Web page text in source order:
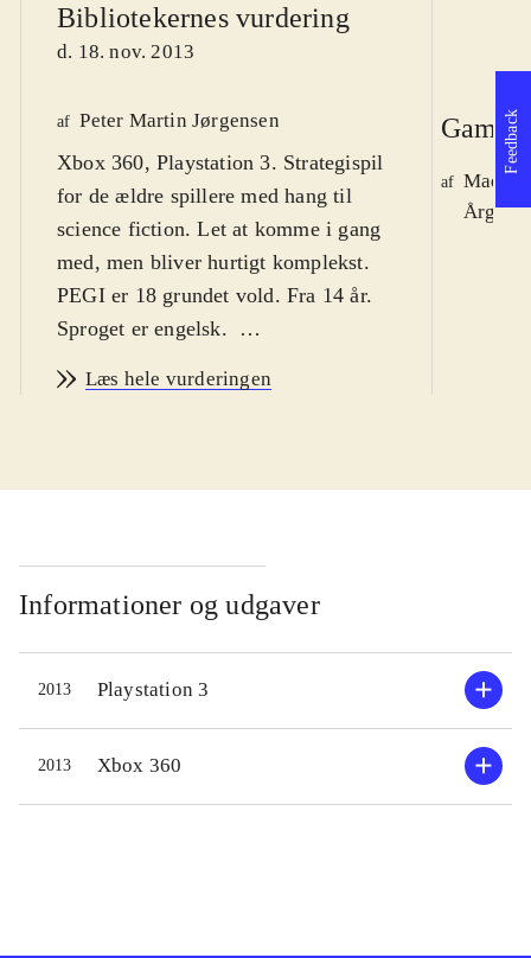
Bibliotekernes vurdering
d. 18. nov. 2013
af Peter Martin Jørgensen
Xbox 360, Playstation 3. Strategispil
for de ældre spillere med hang til
science fiction. Let at komme i gang
med, men bliver hurtigt komplekst.
PEGI er 18 grundet vold. Fra 14 år.
Sproget er engelsk.
har vi en udvidelse til XCOM -
våben og teknologier. Som
skal man tage de beslutninger der
skal til, for at standse en invasion af
rumvæsener, der vil overtage jorden.
Spillet er todelt; dels skal man
navigere sine soldater rundt i
områder, hvor rumvæsener lurer, og
dels skal man beslutte hvilke
Læs hele vurderingen
af Mads
Årg.
Informationer og udgaver
2013 Playstation 3
2013 Xbox 360
Feedback